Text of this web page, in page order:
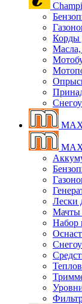
Корды
Масла,
Лески
Мачты
Набор